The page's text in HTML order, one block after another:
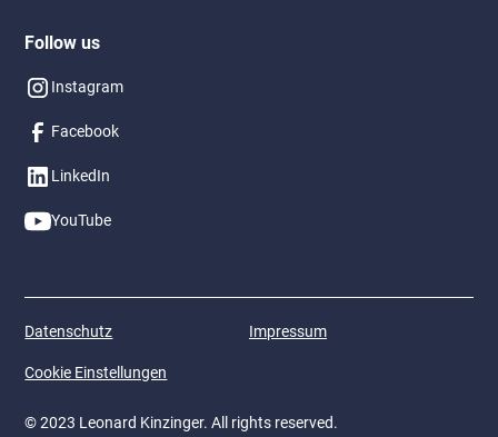
Follow us
Instagram
Facebook
LinkedIn
YouTube
© 2023 Leonard Kinzinger. All rights reserved.
Datenschutz Impressum
Cookie Einstellungen